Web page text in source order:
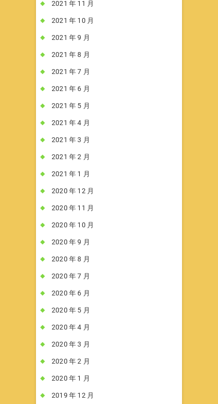
2021 年 11 月
2021 年 10 月
2021 年 9 月
2021 年 8 月
2021 年 7 月
2021 年 6 月
2021 年 5 月
2021 年 4 月
2021 年 3 月
2021 年 2 月
2021 年 1 月
2020 年 12 月
2020 年 11 月
2020 年 10 月
2020 年 9 月
2020 年 8 月
2020 年 7 月
2020 年 6 月
2020 年 5 月
2020 年 4 月
2020 年 3 月
2020 年 2 月
2020 年 1 月
2019 年 12 月